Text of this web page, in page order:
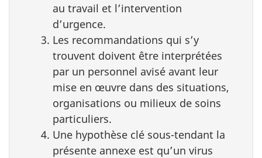
au travail et l’intervention
d’urgence.
Les recommandations qui s’y
trouvent doivent être interprétées
par un personnel avisé avant leur
mise en œuvre dans des situations,
organisations ou milieux de soins
particuliers.
Une hypothèse clé sous-tendant la
présente annexe est qu’un virus